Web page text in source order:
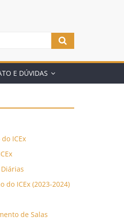
E DÚVIDAS
ICEx
do ICEx (2023-2024)
de Salas